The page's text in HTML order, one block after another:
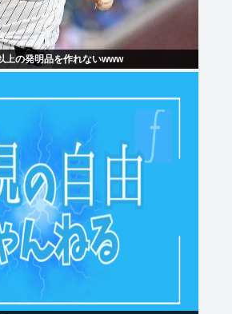
上の発明品を作れないwww